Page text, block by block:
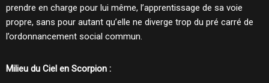
prendre en charge pour lui même, l’apprentissage de sa voie
propre, sans pour autant qu’elle ne diverge trop du pré carré de
l’ordonnancement social commun.
Milieu du Ciel en Scorpion :